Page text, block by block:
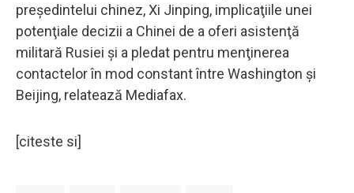
preşedintelui chinez, Xi Jinping, implicaţiile unei
potenţiale decizii a Chinei de a oferi asistenţă
militară Rusiei şi a pledat pentru menţinerea
contactelor în mod constant între Washington şi
Beijing, relatează Mediafax.
[citeste si]